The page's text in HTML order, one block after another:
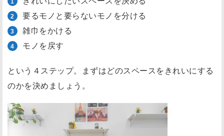
（
2
）
モ
の
分
別
。
要るモノと要らないモノを分ける
雑巾をかける
モノを戻す
という４ステップ。まずはどのスペースをきれいにする
のかを決めましょう。